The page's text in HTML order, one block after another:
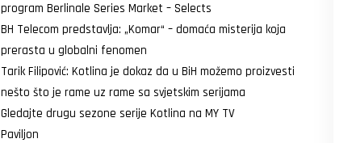
program Berlinale Series Market – Selects
BH Telecom predstavlja: „Komar“ – domaća misterija koja
prerasta u globalni fenomen
Tarik Filipović: Kotlina je dokaz da u BiH možemo proizvesti
nešto što je rame uz rame sa svjetskim serijama
Gledajte drugu sezone serije Kotlina na MY TV
Paviljon